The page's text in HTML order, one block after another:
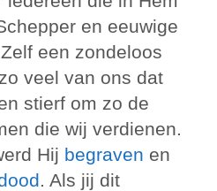
en eeuwige
een zondeloos
veel van ons dat
stierf om zo de
die wij verdienen.
Hij begraven en
. Als jij dit